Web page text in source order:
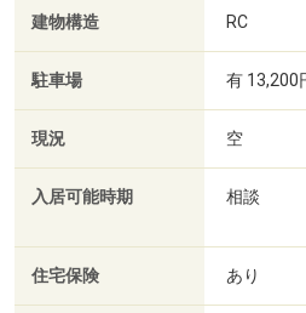
建物構造 RC
駐車場 有 13,200
現況 空
入居可能時期 相談
住宅保険 あり